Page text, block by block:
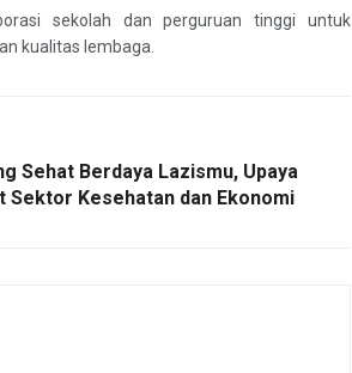
sekolah dan perguruan tinggi untuk
kualitas lembaga.
Sehat Berdaya Lazismu, Upaya
Sektor Kesehatan dan Ekonomi